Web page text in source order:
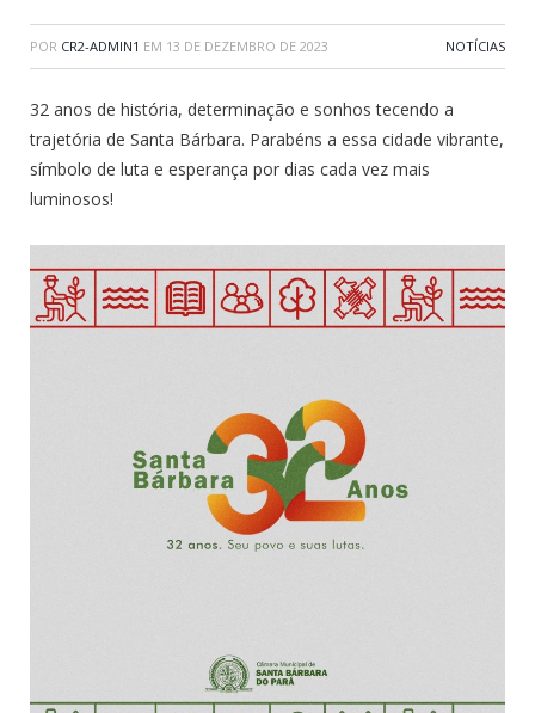
POR CR2-ADMIN1 EM 13 DE DEZEMBRO DE 2023 NOTÍCIAS
32 anos de história, determinação e sonhos tecendo a
trajetória de Santa Bárbara. Parabéns a essa cidade vibrante,
símbolo de luta e esperança por dias cada vez mais
luminosos!